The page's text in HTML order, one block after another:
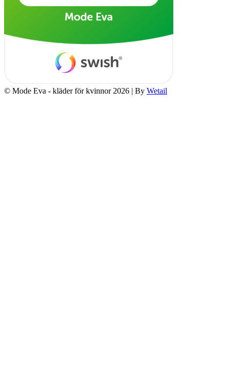
© Mode Eva - kläder för kvinnor 2026 | By Wetail